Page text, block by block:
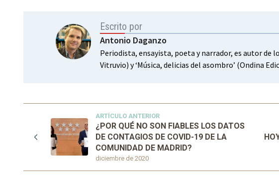
Escrito por
Antonio Daganzo
Periodista, ensayista, poeta y narrador, es autor de
Vitruvio) y ‘Música, delicias del asombro’ (Ondina
ARTÍCULO ANTERIOR
diciembre de 2020
¿POR QUÉ NO SON FIABLES LOS DATOS
DE CONTAGIOS DE COVID-19 DE LA
COMUNIDAD DE MADRID?